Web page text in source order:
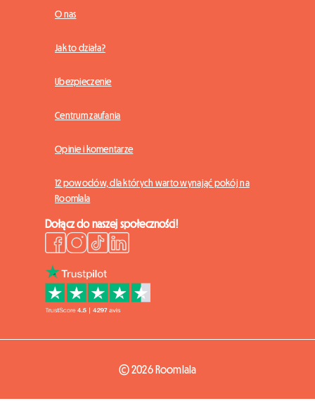
O nas
Jak to działa?
Ubezpieczenie
Centrum zaufania
Opinie i komentarze
12 powodów, dla których warto wynająć pokój na
Roomlala
Dołącz do naszej społeczności!
© 2026 Roomlala